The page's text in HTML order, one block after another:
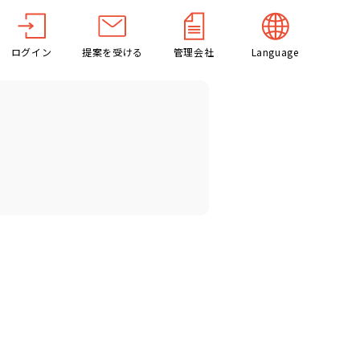
ログイン 提案を受ける 管理会社 Language